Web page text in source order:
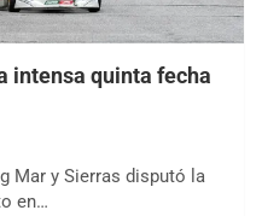
intensa quinta fecha
Mar y Sierras disputó la
en…